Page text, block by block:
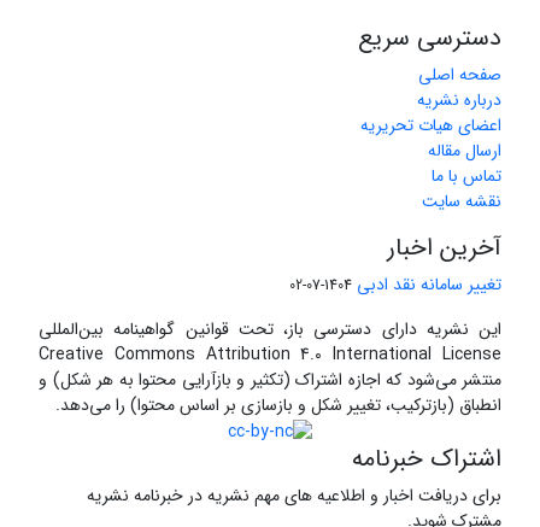
دسترسی سریع
صفحه اصلی
درباره نشریه
اعضای هیات تحریریه
ارسال مقاله
تماس با ما
نقشه سایت
آخرین اخبار
تغییر سامانه نقد ادبی 1404-07-02
این نشریه دارای دسترسی باز، تحت قوانین گواهینامه بین‌المللی
Creative Commons Attribution 4.0 International License
منتشر می‌شود که اجازه اشتراک (تکثیر و بازآرایی محتوا به هر شکل) و
انطباق (بازترکیب، تغییر شکل و بازسازی بر اساس محتوا) را می‌دهد.
اشتراک خبرنامه
برای دریافت اخبار و اطلاعیه های مهم نشریه در خبرنامه نشریه
مشترک شوید.